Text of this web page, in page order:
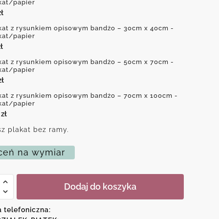
papier
z rysunkiem opisowym bandżo – 30cm x 40cm -
papier
z rysunkiem opisowym bandżo – 50cm x 70cm -
papier
z rysunkiem opisowym bandżo – 70cm x 100cm -
papier
zł
plakat bez ramy.
na wymiar
Dodaj do koszyka
telefoniczna: